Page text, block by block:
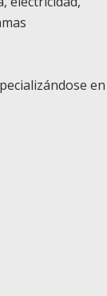
en